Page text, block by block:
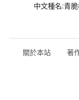
中文種名:青
關於本站 著